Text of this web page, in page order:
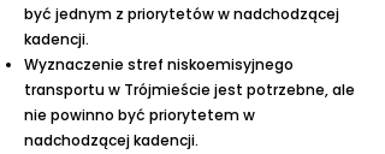
być jednym z priorytetów w nadchodzącej
kadencji.
Wyznaczenie stref niskoemisyjnego
transportu w Trójmieście jest potrzebne, ale
nie powinno być priorytetem w
nadchodzącej kadencji.